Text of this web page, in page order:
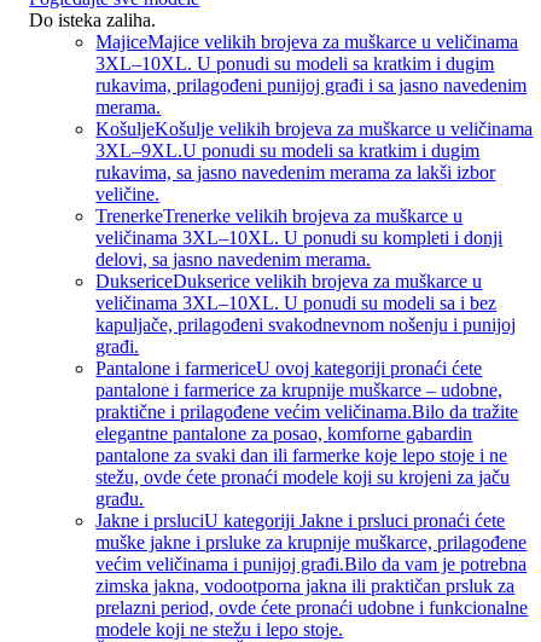
Do isteka zaliha.
MajiceMajice velikih brojeva za muškarce u veličinama
3XL–10XL. U ponudi su modeli sa kratkim i dugim
rukavima, prilagođeni punijoj građi i sa jasno navedenim
merama.
KošuljeKošulje velikih brojeva za muškarce u veličinama
3XL–9XL.U ponudi su modeli sa kratkim i dugim
rukavima, sa jasno navedenim merama za lakši izbor
veličine.
TrenerkeTrenerke velikih brojeva za muškarce u
veličinama 3XL–10XL. U ponudi su kompleti i donji
delovi, sa jasno navedenim merama.
DuksericeDukserice velikih brojeva za muškarce u
veličinama 3XL–10XL. U ponudi su modeli sa i bez
kapuljače, prilagođeni svakodnevnom nošenju i punijoj
građi.
Pantalone i farmericeU ovoj kategoriji pronaći ćete
pantalone i farmerice za krupnije muškarce – udobne,
praktične i prilagođene većim veličinama.Bilo da tražite
elegantne pantalone za posao, komforne gabardin
pantalone za svaki dan ili farmerke koje lepo stoje i ne
stežu, ovde ćete pronaći modele koji su krojeni za jaču
građu.
Jakne i prsluciU kategoriji Jakne i prsluci pronaći ćete
muške jakne i prsluke za krupnije muškarce, prilagođene
većim veličinama i punijoj građi.Bilo da vam je potrebna
zimska jakna, vodootporna jakna ili praktičan prsluk za
prelazni period, ovde ćete pronaći udobne i funkcionalne
modele koji ne stežu i lepo stoje.